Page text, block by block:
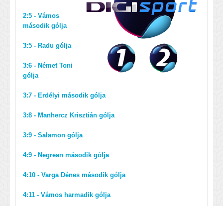
2:5 - Vámos
második gólja
3:5 - Radu gólja
3:6 - Német Toni
gólja
3:7 - Erdélyi második gólja
3:8 - Manhercz Krisztián gólja
3:9 - Salamon gólja
4:9 - Negrean második gólja
4:10 - Varga Dénes második gólja
4:11 - Vámos harmadik gólja